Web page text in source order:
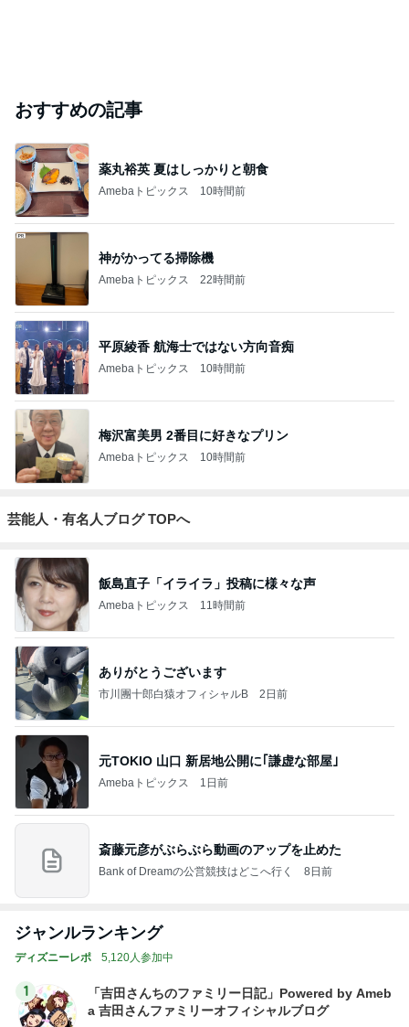
おすすめの記事
薬丸裕英 夏はしっかりと朝食
Amebaトピックス 10時間前
神がかってる掃除機
Amebaトピックス 22時間前
平原綾香 航海士ではない方向音痴
Amebaトピックス 10時間前
梅沢富美男 2番目に好きなプリン
Amebaトピックス 10時間前
芸能人・有名人ブログ TOPへ
飯島直子「イライラ」投稿に様々な声
Amebaトピックス 11時間前
ありがとうございます
市川團十郎白猿オフィシャルB 2日前
元TOKIO 山口 新居地公開に｢謙虚な部屋｣
Amebaトピックス 1日前
斎藤元彦がぶらぶら動画のアップを止めた
Bank of Dreamの公営競技はどこへ行く 8日前
ジャンルランキング
ディズニーレポ 5,120人参加中
1
「吉田さんちのファミリー日記」Powered by Ameb
a 吉田さんファミリーオフィシャルブログ